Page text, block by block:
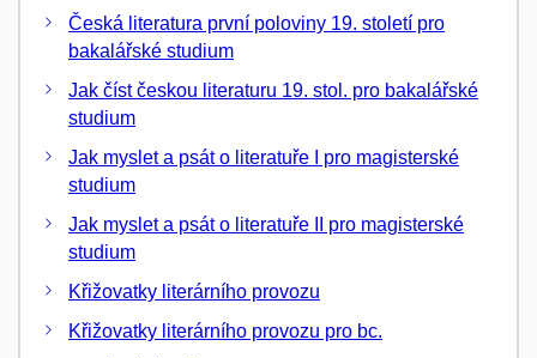
Česká literatura první poloviny 19. století pro
bakalářské studium
Jak číst českou literaturu 19. stol. pro bakalářské
studium
Jak myslet a psát o literatuře I pro magisterské
studium
Jak myslet a psát o literatuře II pro magisterské
studium
Křižovatky literárního provozu
Křižovatky literárního provozu pro bc.